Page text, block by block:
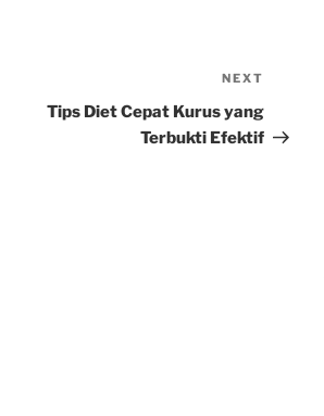
Post
NEXT
Tips Diet Cepat Kurus yang
Terbukti Efektif